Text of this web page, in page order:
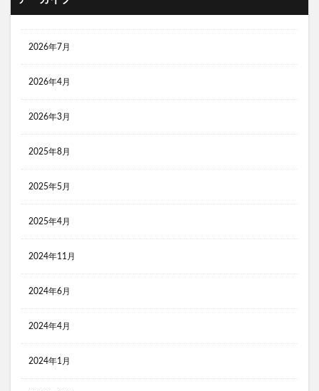
キャンプ飯 テッパン
サイゼリヤ 魅力 サーカスTC DX
サーカスTC オススメ
サイゼリヤ 美味しい
サーカスTC サイバトロン 3Pタクティカル レビュー
サイバトロン バックパック
サウナ 初心者
コールマンツーリングドームテント ST LX 比較
クーラーボックス コスパ最強
ゴールゼロ レッドレンザー 比較
2026年7月
2026年4月
2026年3月
2025年8月
2025年5月
2025年4月
2024年11月
2024年6月
2024年4月
2024年1月